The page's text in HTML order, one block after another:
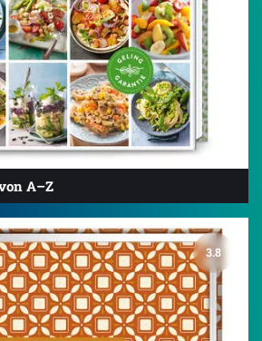
A–Z
3.8